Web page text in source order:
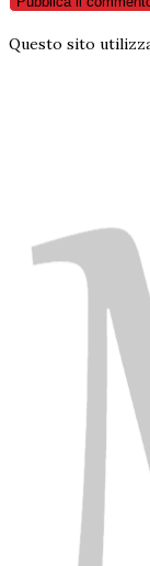
Questo sito